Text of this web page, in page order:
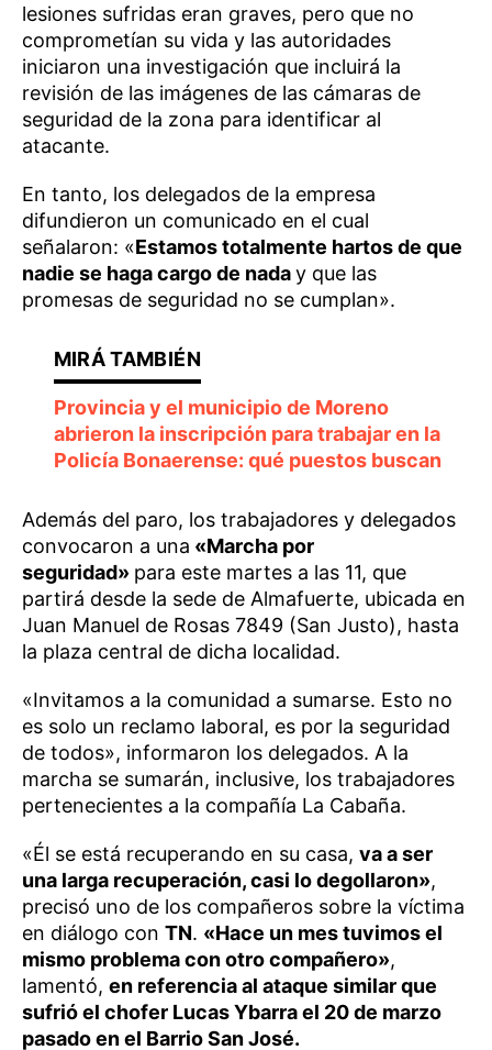
lesiones sufridas eran graves, pero que no
comprometían su vida y las autoridades
iniciaron una investigación que incluirá la
revisión de las imágenes de las cámaras de
seguridad de la zona para identificar al
atacante.
En tanto, los delegados de la empresa
difundieron un comunicado en el cual
señalaron: «Estamos totalmente hartos de que
nadie se haga cargo de naday que las
promesas de seguridad no se cumplan».
Provincia y el municipio de Moreno
abrieron la inscripción para trabajar en la
Policía Bonaerense: qué puestos buscan
Además del paro, los trabajadores y delegados
convocaron a una «Marcha por
seguridad» para este martes a las 11, que
partirá desde la sede de Almafuerte, ubicada en
Juan Manuel de Rosas 7849 (San Justo), hasta
la plaza central de dicha localidad.
«Invitamos a la comunidad a sumarse. Esto no
es solo un reclamo laboral, es por la seguridad
de todos», informaron los delegados. A la
marcha se sumarán, inclusive, los trabajadores
pertenecientes a la compañía La Cabaña.
«Él se está recuperando en su casa, va a ser
una larga recuperación, casi lo degollaron»,
precisó uno de los compañeros sobre la víctima
en diálogo con TN. «Hace un mes tuvimos el
mismo problema con otro compañero»,
lamentó, en referencia al ataque similar que
sufrió el chofer Lucas Ybarra el 20 de marzo
pasado en el Barrio San José.